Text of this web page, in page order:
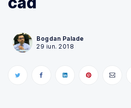
Bogdan Palade
29 iun. 2018